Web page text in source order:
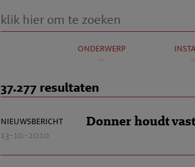
onderwerp
37.277 resultaten
nieuwsbericht
13-10-2010
Donner houdt